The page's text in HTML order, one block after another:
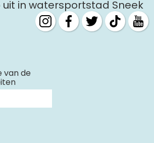
uit in watersportstad Sneek
van de